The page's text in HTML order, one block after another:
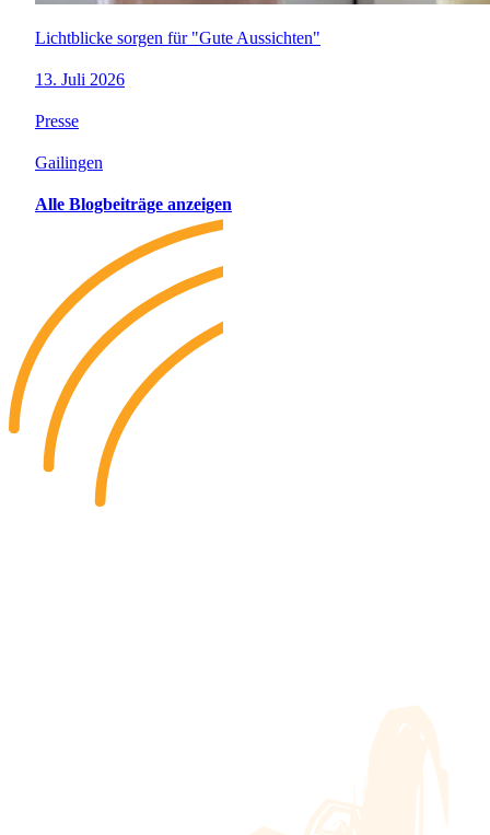
Lichtblicke sorgen für "Gute Aussichten"
13. Juli 2026
Presse
Gailingen
Alle Blogbeiträge anzeigen